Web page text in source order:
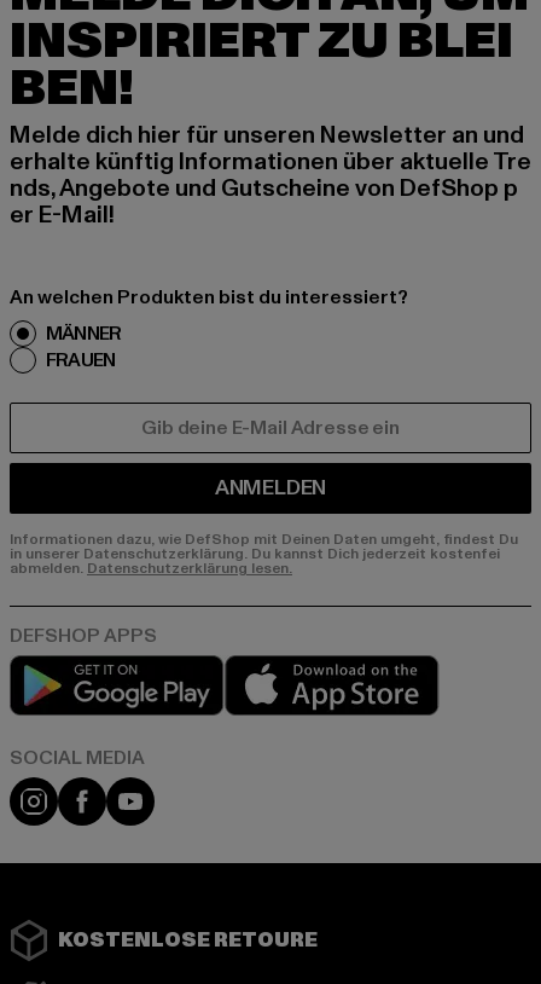
INSPIRIERT ZU BLEI
BEN!
Melde dich hier für unseren Newsletter an und
erhalte künftig Informationen über aktuelle Tre
nds, Angebote und Gutscheine von DefShop p
er E-Mail!
An welchen Produkten bist du interessiert?
MÄNNER
FRAUEN
ANMELDEN
Informationen dazu, wie DefShop mit Deinen Daten umgeht, findest Du
in unserer Datenschutzerklärung. Du kannst Dich jederzeit kostenfei
abmelden. Datenschutzerklärung lesen.
Play market
Instagram
FacebookYouTube
KOSTENLOSE RETOURE